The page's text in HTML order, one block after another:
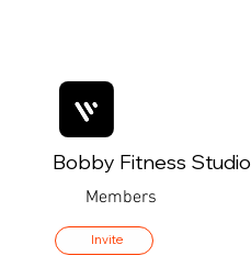
Members
Invite
Bobby Fitness Studio